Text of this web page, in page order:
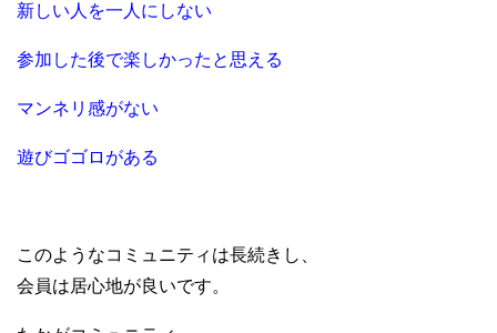
新しい人を一人にしない
参加した後で楽しかったと思える
マンネリ感がない
遊びゴゴロがある
このようなコミュニティは長続きし、
会員は居心地が良いです。